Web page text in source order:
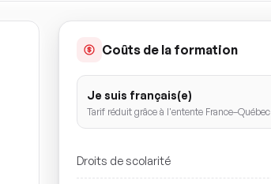
Coûts de la formation
Je suis français(e)
Tarif réduit grâce à l'entente France–Québec
Droits de scolarité